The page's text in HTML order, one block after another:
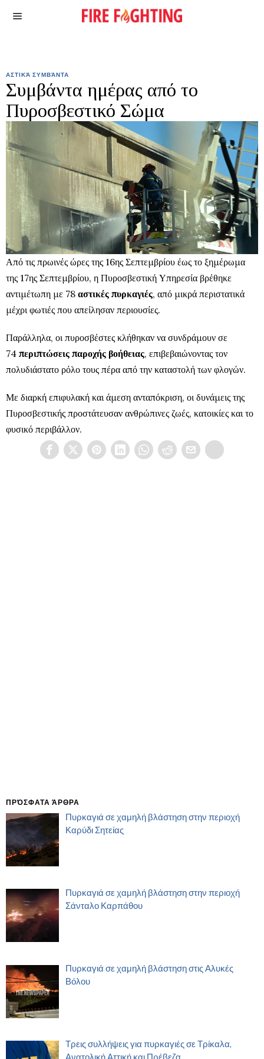
ΑΣΤΙΚΆ ΣΥΜΒΆΝΤΑ
Συμβάντα ημέρας από το
Πυροσβεστικό Σώμα
Από τις πρωινές ώρες της 16ης Σεπτεμβρίου έως το ξημέρωμα
της 17ης Σεπτεμβρίου, η Πυροσβεστική Υπηρεσία βρέθηκε
αντιμέτωπη με 78 αστικές πυρκαγιές, από μικρά περιστατικά
μέχρι φωτιές που απείλησαν περιουσίες.
Παράλληλα, οι πυροσβέστες κλήθηκαν να συνδράμουν σε
74 περιπτώσεις παροχής βοήθειας, επιβεβαιώνοντας τον
πολυδιάστατο ρόλο τους πέρα από την καταστολή των φλογών.
Με διαρκή επιφυλακή και άμεση ανταπόκριση, οι δυνάμεις της
Πυροσβεστικής προστάτευσαν ανθρώπινες ζωές, κατοικίες και το
φυσικό περιβάλλον.
ΠΡΌΣΦΑΤΑ ΆΡΘΡΑ
Πυρκαγιά σε χαμηλή βλάστηση στην περιοχή
Καρύδι Σητείας
Πυρκαγιά σε χαμηλή βλάστηση στην περιοχή
Σάνταλο Καρπάθου
Πυρκαγιά σε χαμηλή βλάστηση στις Αλυκές
Βόλου
Τρεις συλλήψεις για πυρκαγιές σε Τρίκαλα,